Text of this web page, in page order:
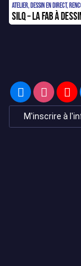
Atelier, Dessin en direct,
SILQ – La FAB à
M'inscrire à